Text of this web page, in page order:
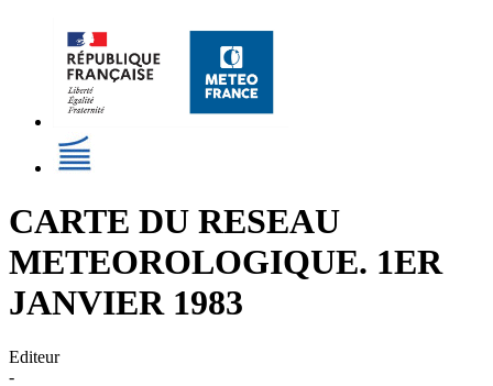
CARTE DU RESEAU
METEOROLOGIQUE. 1ER
JANVIER 1983
Editeur
-